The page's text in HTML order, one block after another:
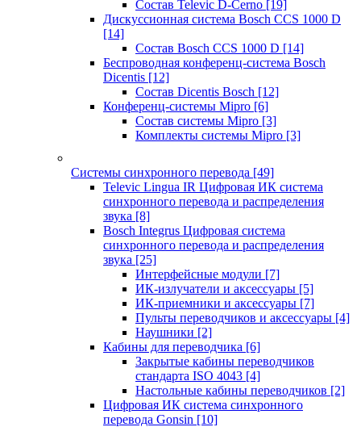
Состав Televic D-Cerno [19]
Дискуссионная система Bosch CCS 1000 D
[14]
Состав Bosch CCS 1000 D [14]
Беспроводная конференц-система Bosch
Dicentis [12]
Состав Dicentis Bosch [12]
Конференц-системы Mipro [6]
Состав системы Mipro [3]
Комплекты системы Mipro [3]
Системы синхронного перевода [49]
Televic Lingua IR Цифровая ИК система
синхронного перевода и распределения
звука [8]
Bosch Integrus Цифровая система
синхронного перевода и распределения
звука [25]
Интерфейсные модули [7]
ИК-излучатели и аксессуары [5]
ИК-приемники и аксессуары [7]
Пульты переводчиков и аксессуары [4]
Наушники [2]
Кабины для переводчика [6]
Закрытые кабины переводчиков
стандарта ISO 4043 [4]
Настольные кабины переводчиков [2]
Цифровая ИК система синхронного
перевода Gonsin [10]